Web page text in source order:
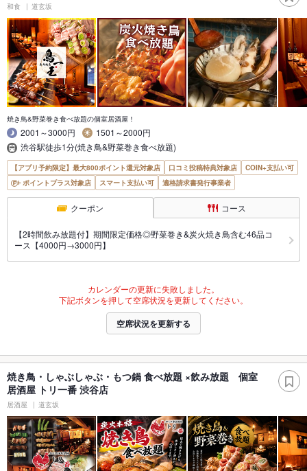
和食 道玄坂
焼き鳥&野菜巻き食べ放題の個室居酒屋！
2001～3000円
1501～2000円
渋谷駅徒歩1分(焼き鳥&野菜巻き食べ放題)
【アプリ予約限定】最大800ポイント還元対象店 口コミ投稿特典対象店
COIN+支払い可
ポイントプラス対象店
スマート支払い可 適格請求書発行事業者
クーポン コース
【2時間飲み放題付】期間限定価格◎野菜巻き&炭火焼き鳥含む46品コ
ース【4000円→3000円】
カレンダーの更新に失敗しました。
下記ボタンを押して空席状況を更新してください。
空席状況を更新する
焼き鳥・しゃぶしゃぶ・もつ鍋 食べ放題 ×飲み放題 個室
居酒屋 トリ一番 渋谷店
居酒屋 道玄坂